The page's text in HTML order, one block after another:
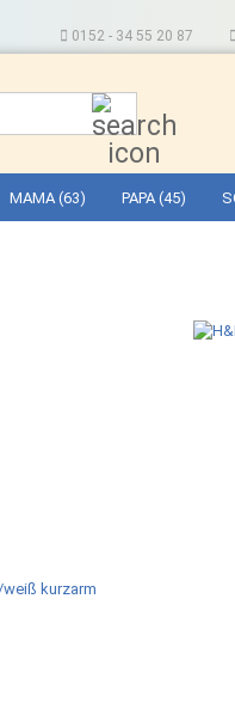
0152 - 34 55 20 87
MAMA (63) PAPA (45)